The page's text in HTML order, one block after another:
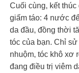
Cuối cùng, kết
giấm táo: 4 nước
da đầu, đồng thời
tóc của bạn. Chỉ
nhuộm, tóc khô xơ
đang điều trị viêm